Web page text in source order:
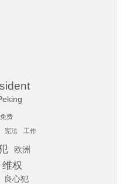
免费
宪法 工作
欧洲
维权
良心犯